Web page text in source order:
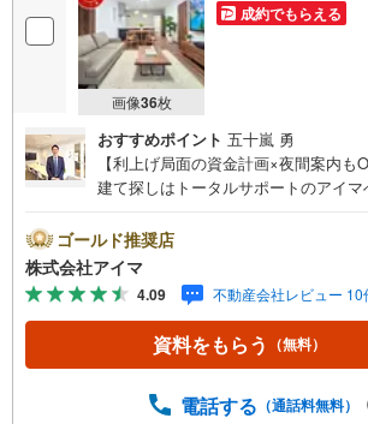
画像36枚
成約でもらえる
おすすめポイント 五十嵐 勇
【利上げ局面の資金計画×夜間案内も
建て探しはトータルサポートのアイ
画」から「物件選び」まで全力でバッ
す。＼株式会社アイマが選ばれる2大
のローンの提案力】大手ネット銀行を
関と提携。お借入期間「最長50年」の
金利プランなど、購入後の生活にゆ
最適な資金計画をご提案します。【
いて移動が大変」という方も大歓迎。
ゴールド推奨店
株式会社アイマ
4.09 不動産会社レビュー 10
資料をもらう （無料）
電話する （通話料無料）